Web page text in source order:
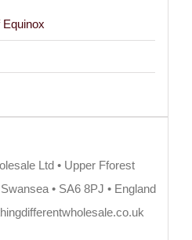
Equinox
Ltd • Upper Fforest
• SA6 8PJ • England